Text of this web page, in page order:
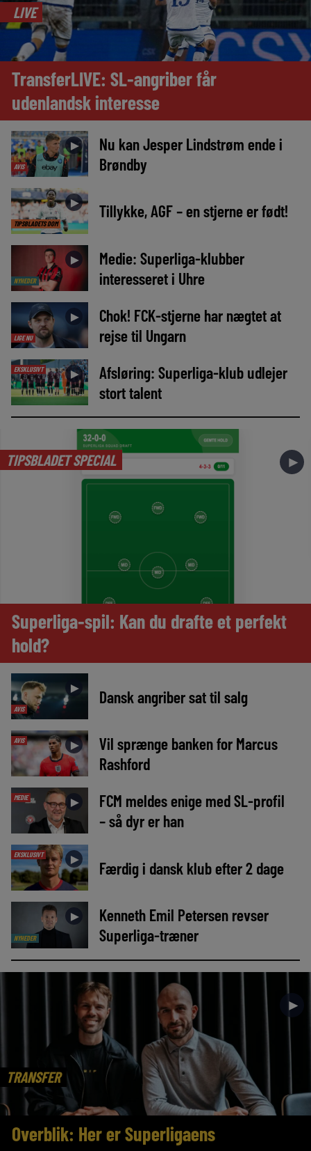
LIVE
TransferLIVE: SL-angriber får
udenlandsk interesse
AVIS
►
Nu kan Jesper Lindstrøm ende i
Brøndby
TIPSBLADETS DOM
► Tillykke, AGF – en stjerne er født!
NYHEDER
►
Medie: Superliga-klubber
interesseret i Uhre
LIGE NU
►
Chok! FCK-stjerne har nægtet at
rejse til Ungarn
EKSKLUSIVT ►
Afsløring: Superliga-klub udlejer
stort talent
TIPSBLADET SPECIAL ►
Superliga-spil: Kan du drafte et perfekt
hold?
AVIS
► Dansk angriber sat til salg
AVIS ►
Vil sprænge banken for Marcus
Rashford
MEDIE ►
FCM meldes enige med SL-profil
– så dyr er han
EKSKLUSIVT ► Færdig i dansk klub efter 2 dage
NYHEDER
►
Kenneth Emil Petersen revser
Superliga-træner
TRANSFER
►
Overblik: Her er Superligaens